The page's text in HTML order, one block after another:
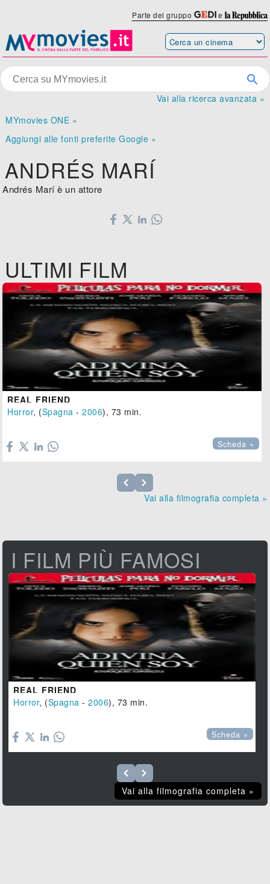
Parte del gruppo e
Vai alla ricerca avanzata »
MYmovies ONE »
Aggiungi alle fonti preferite Google »
ANDRÉS MARÍ
Andrés Marí è un attore
ULTIMI FILM
REAL FRIEND
Horror, (Spagna -2006), 73 min.
Scheda »
Vai alla filmografia completa »
I FILM PIÙ FAMOSI
REAL FRIEND
Horror, (Spagna -2006), 73 min.
Scheda »
Vai alla filmografia completa »